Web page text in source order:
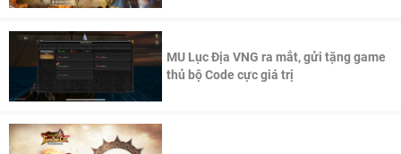
MU Lục Địa VNG ra mắt, gửi tặng game
thủ bộ Code cực giá trị